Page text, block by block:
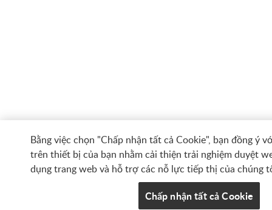
Bằng việc chọn "Chấp nhận tất cả Cookie", bạn đồng ý
trên thiết bị của bạn nhằm cải thiện trải nghiệm duyệt
dụng trang web và hỗ trợ các nỗ lực tiếp thị của chúng
Chấp nhận tất cả Cookie